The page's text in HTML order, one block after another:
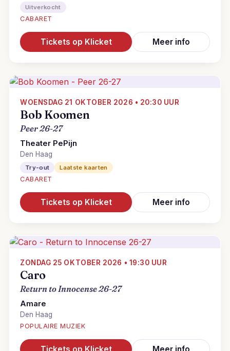
Uitverkocht
CABARET
Tickets op Klicket Meer info
WOENSDAG 21 OKTOBER 2026 • 20:30 UUR
Bob Koomen
Peer 26-27
Theater PePijn
Den Haag
Try-out Laatste kaarten
CABARET
Tickets op Klicket Meer info
ZONDAG 25 OKTOBER 2026 • 19:30 UUR
Caro
Return to Innocense 26-27
Amare
Den Haag
POPULAIRE MUZIEK